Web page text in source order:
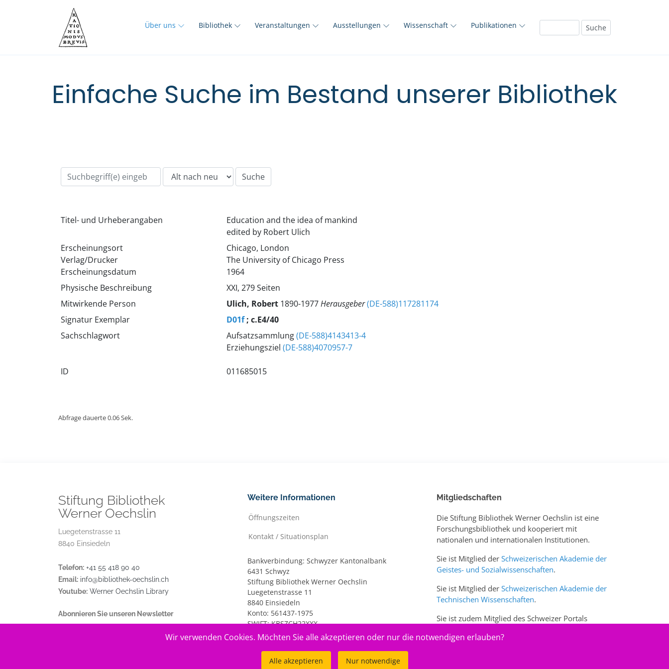
Über uns Bibliothek Veranstaltungen Ausstellungen Wissenschaft Publikationen
Einfache Suche im Bestand unserer Bibliothek
Titel- und Urheberangaben
Education and the idea of mankind
edited by Robert Ulich
Erscheinungsort
Verlag/Drucker
Erscheinungsdatum
Chicago, London
The University of Chicago Press
1964
Physische Beschreibung
XXI, 279 Seiten
Mitwirkende Person
Ulich, Robert 1890-1977Herausgeber(DE-588)117281174
Signatur Exemplar
D01f; c.E4/40
Sachschlagwort
Aufsatzsammlung(DE-588)4143413-4
Erziehungsziel (DE-588)4070957-7
ID 011685015
Abfrage dauerte 0.06 Sek.
Stiftung Bibliothek
Werner Oechslin
Luegetenstrasse 11
8840 Einsiedeln
Telefon: +41 55 418 90 40
Email: info@bibliothek-oechslin.ch
Youtube: Werner Oechslin Library
Abonnieren Sie unseren Newsletter
Weitere Informationen
Öffnungszeiten
Kontakt / Situationsplan
Bankverbindung: Schwyzer Kantonalbank
6431 Schwyz
Stiftung Bibliothek Werner Oechslin
Luegetenstrasse 11
8840 Einsiedeln
Konto: 561437-1975
SWIFT: KBSZCH22XXX
IBAN: CH20 0077 7005 6143 7197 5
Mitgliedschaften
Die Stiftung Bibliothek Werner Oechslin ist eine
Forschungsbibliothek und kooperiert mit
nationalen und internationalen Institutionen.
Sie ist Mitglied der Schweizerischen Akademie der
Geistes- und Sozialwissenschaften.
Sie ist Mitglied der Schweizerischen Akademie der
Technischen Wissenschaften.
Sie ist zudem Mitglied des Schweizer Portals
Wir verwenden Cookies. Möchten Sie alle akzeptieren oder nur die notwendigen erlauben?
Alle akzeptieren Nur notwendige